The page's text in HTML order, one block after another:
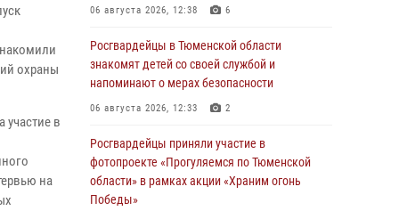
охраны
участие в
на
06 августа 2026, 12:38 6
Росгвардейцы в Тюменской области
знакомят детей со своей службой и
напоминают о мерах безопасности
06 августа 2026, 12:33 2
Росгвардейцы приняли участие в
фотопроекте «Прогуляемся по Тюменской
области» в рамках акции «Храним огонь
Победы»